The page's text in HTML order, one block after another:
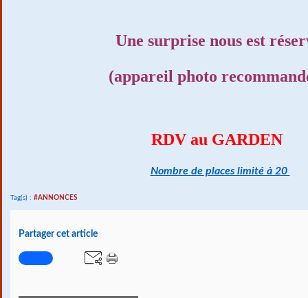
Une surprise nous est
(appareil photo
RDV au GARDEN
Nombre de places limité à 20
Tag(s) : #ANNONCES
Partager cet article